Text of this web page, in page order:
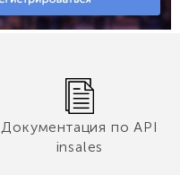
Документация по API
insales